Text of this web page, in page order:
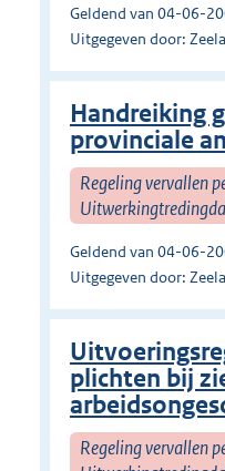
Geldend van 04-06-
Uitgegeven door:
Handreiking
provinciale
Regeling vervallen
Geldend van 04-06-
Uitgegeven door:
plichten bij
Regeling vervallen